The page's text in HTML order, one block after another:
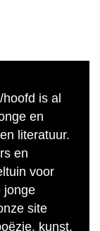
hoofd is al
en
literatuur.
en
voor
jonge
site
kunst,